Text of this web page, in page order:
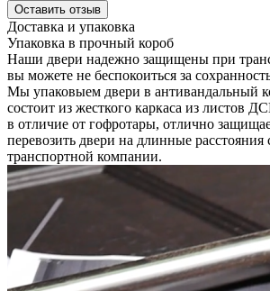
Оставить отзыв
Доставка и упаковка
Упаковка в прочный короб
Наши двери надежно защищены при
вы можете не беспокоиться за
Мы упаковыем двери в антивандальный
состоит из жесткого каркаса из листов
в отличие от гофротары, отлично
перевозить двери на длинные
транспортной компании.